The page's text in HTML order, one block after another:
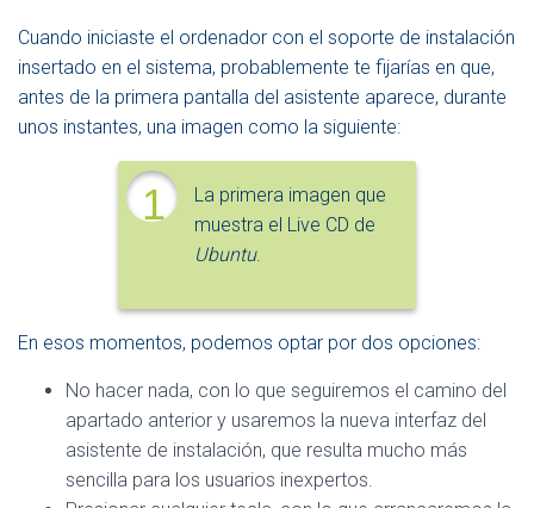
Cuando iniciaste el ordenador con el soporte de instalación
insertado en el sistema, probablemente te fijarías en que,
antes de la primera pantalla del asistente aparece, durante
unos instantes, una imagen como la siguiente:
1
La primera imagen que
muestra el Live CD de
Ubuntu.
En esos momentos, podemos optar por dos opciones:
No hacer nada, con lo que seguiremos el camino del
apartado anterior y usaremos la nueva interfaz del
asistente de instalación, que resulta mucho más
sencilla para los usuarios inexpertos.